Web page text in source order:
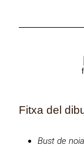
Catàleg
Fitxa del
Bust de noia